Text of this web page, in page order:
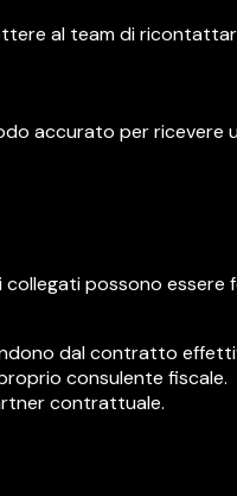
al team di
accurato per ricevere
possono
dal contratto
consulente fiscale.
contrattuale.